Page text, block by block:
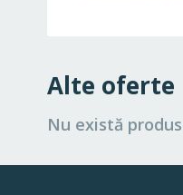
Alte oferte
Nu există